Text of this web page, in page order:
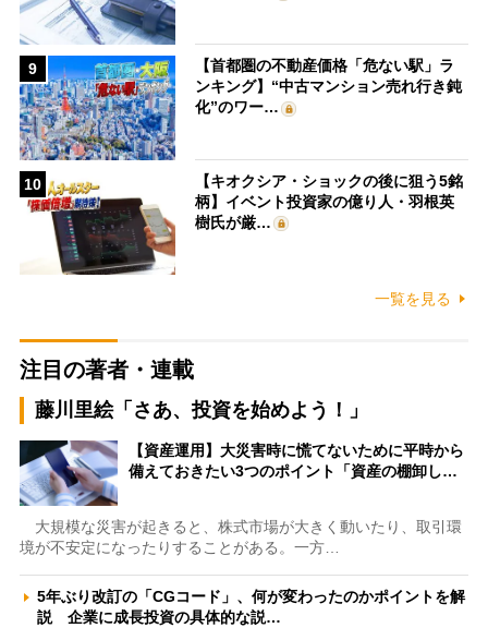
9
【首都圏の不動産価格「危ない駅」ラ
ンキング】“中古マンション売れ行き鈍
化”のワー…
10
【キオクシア・ショックの後に狙う5銘
柄】イベント投資家の億り人・羽根英
樹氏が厳…
一覧を見る
注目の著者・連載
藤川里絵「さあ、投資を始めよう！」
【資産運用】大災害時に慌てないために平時から
備えておきたい3つのポイント「資産の棚卸し…
大規模な災害が起きると、株式市場が大きく動いたり、取引環
境が不安定になったりすることがある。一方…
5年ぶり改訂の「CGコード」、何が変わったのかポイントを解
説 企業に成長投資の具体的な説…